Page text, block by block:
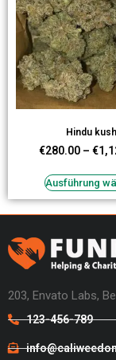
Hindu kush
€280.00 – €
Ausführung
203, Envato Labs,
123-456-789